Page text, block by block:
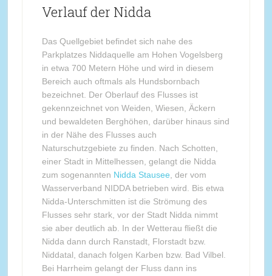
Verlauf der Nidda
Das Quellgebiet befindet sich nahe des
Parkplatzes Niddaquelle am Hohen Vogelsberg
in etwa 700 Metern Höhe und wird in diesem
Bereich auch oftmals als Hundsbornbach
bezeichnet. Der Oberlauf des Flusses ist
gekennzeichnet von Weiden, Wiesen, Äckern
und bewaldeten Berghöhen, darüber hinaus sind
in der Nähe des Flusses auch
Naturschutzgebiete zu finden. Nach Schotten,
einer Stadt in Mittelhessen, gelangt die Nidda
zum sogenannten Nidda Stausee , der vom
Wasserverband NIDDA betrieben wird. Bis etwa
Nidda-Unterschmitten ist die Strömung des
Flusses sehr stark, vor der Stadt Nidda nimmt
sie aber deutlich ab. In der Wetterau fließt die
Nidda dann durch Ranstadt, Florstadt bzw.
Niddatal, danach folgen Karben bzw. Bad Vilbel.
Bei Harrheim gelangt der Fluss dann ins